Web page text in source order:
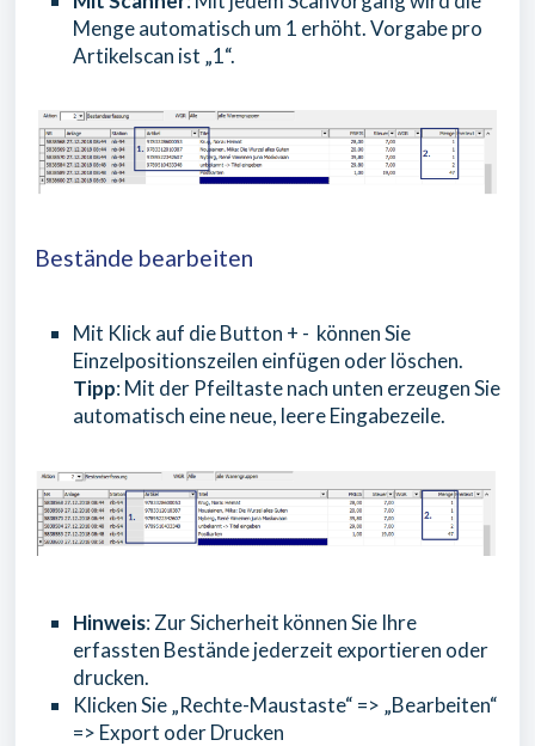
Menge automatisch um 1 erhöht. Vorgabe pro
Artikelscan ist „1“.
Bestände bearbeiten
Mit Klick auf die Button + - können Sie
Einzelpositionszeilen einfügen oder löschen.
Tipp: Mit der Pfeiltaste nach unten erzeugen Sie
automatisch eine neue, leere Eingabezeile.
Hinweis: Zur Sicherheit können Sie Ihre
erfassten Bestände jederzeit exportieren oder
drucken.
Klicken Sie „Rechte-Maustaste“ => „Bearbeiten“
=> Export oder Drucken